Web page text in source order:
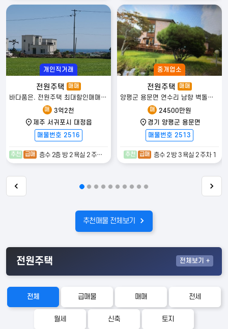
개인직거래
전원주택 매매
바다품은. 전원주택 최대할인매매합니다
매 3억2천
제주 서귀포시 대정읍
매물번호 2516
추천 급매 층수 2층 방 2 욕실 2 주차 2대이상
중개업소
전원주택 매매
양평군 용문면 연수리 남향 벽돌조 대149평 건 42평급매 2억4500만원
매
24500만원
경기 양평군 용문면
매물번호 2513
추천 급매 층수 2 방 3 욕실 2 주차 1
추천매물 전체보기
전원주택 전체 보기 +
전체 급매물 매매 전세
월세 신축 토지